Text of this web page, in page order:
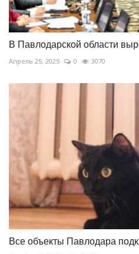
В Павлодарской области
Апрель 25, 2025 0 3070
Все объекты Павлодара